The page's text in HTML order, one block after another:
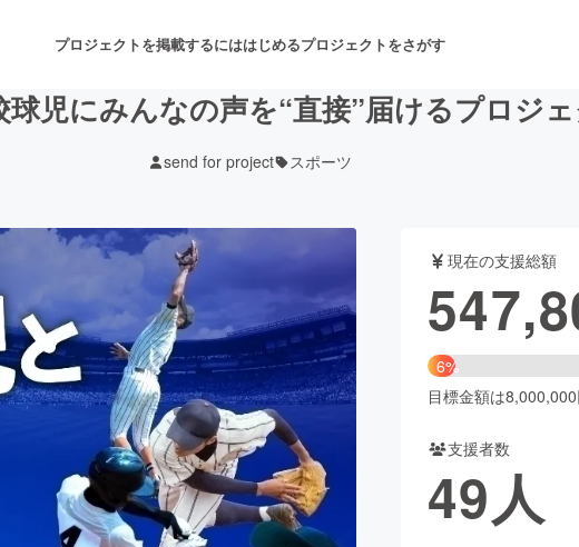
プロジェクトを掲載するにははじめるプロジェクトをさがす
舞台・パフォーマンス
ゲーム・サービス開発 フード・飲食店
書籍・雑誌出版 アニメ・漫画
チャレンジ ビューティー・ヘルスケア
球児にみんなの声を“直接”届けるプロジェ
send for project スポーツ
現在の支援総額
6%
目標金額は
支援者数
49人